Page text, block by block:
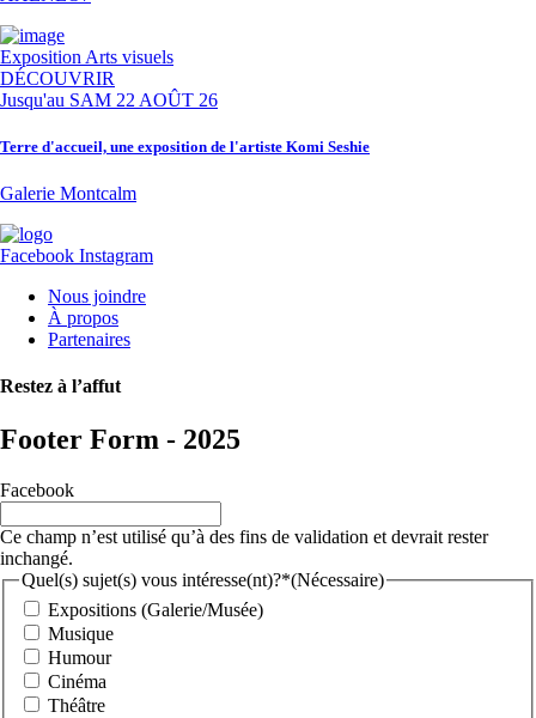
Exposition Arts visuels
DÉCOUVRIR
Jusqu'au SAM 22 AOÛT 26
Terre d'accueil, une exposition de l'artiste Komi Seshie
Galerie Montcalm
Facebook Instagram
Nous joindre
À propos
Partenaires
Restez à l’affut
Footer Form - 2025
Facebook
Ce champ n’est utilisé qu’à des fins de validation et devrait rester
inchangé.
Quel(s) sujet(s) vous intéresse(nt)?*(Nécessaire)
Expositions (Galerie/Musée)
Musique
Humour
Cinéma
Théâtre